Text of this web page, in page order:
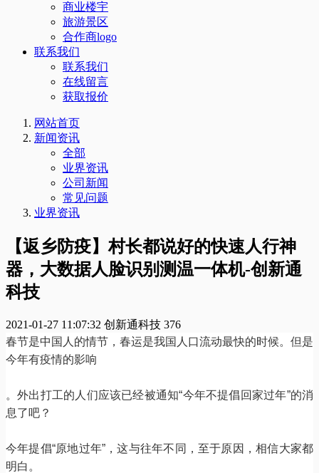
商业楼宇
旅游景区
合作商logo
联系我们
联系我们
在线留言
获取报价
网站首页
新闻资讯
全部
业界资讯
公司新闻
常见问题
业界资讯
【返乡防疫】村长都说好的快速人行神
器，大数据人脸识别测温一体机-创新通
科技
2021-01-27 11:07:32 创新通科技 376
春节是中国人的情节，春运是我国人口流动最快的时候。但是
今年有疫情的影响
。外出打工的人们应该已经被通知“今年不提倡回家过年”的消
息了吧？
今年提倡“原地过年” ，这与往年不同，至于原因，相信大家都
明白。